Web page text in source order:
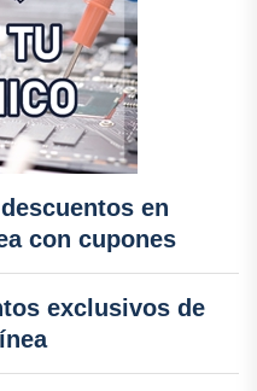
en
con cupones
exclusivos de